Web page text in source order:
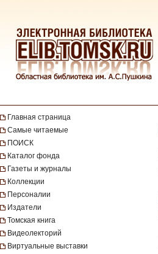
Главная страница
Самые читаемые
ПОИСК
Каталог фонда
Газеты и журналы
Коллекции
Персоналии
Издатели
Томская книга
Видеолекторий
Виртуальные выставки